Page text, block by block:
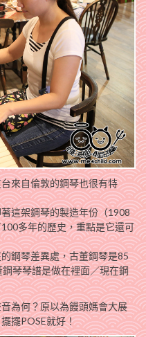
來自倫敦的鋼琴也很有特
這架鋼琴的製造年份（1908
多年的歷史，重點是它還可
鋼琴差異處，古董鋼琴是85
琴琴譜是做在裡面／現在鋼
為何？原以為饅頭媽會大展
擺POSE就好！